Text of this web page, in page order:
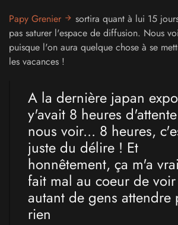
Papy Grenier
sortira quant à lui 15
pas saturer l'espace de diffusion. Nous
puisque l'on aura quelque chose à se
les vacances !
A la dernière japan
y'avait 8 heures
nous voir... 8 heures,
juste du délire ! Et
honnêtement, ça m'a
fait mal au coeur de voir
autant de gens attendre
rien